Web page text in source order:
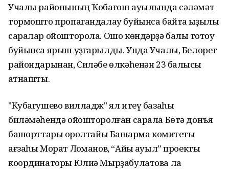
Учалы районының Ҡобағош ауылында сәләмәт
тормошто пропагандалау буйынса байтаҡ ҡыҙыҡлы
саралар ойошторола. Ошо көндәрҙә балыҡ тотоу
буйынса ярыш уҙғарылды. Унда Учалы, Белорет
райондарынан, Силәбе өлкәһенән 23 балыҡсы
ҡатнашты.
"Кубагушево вилладж" ял итеү базаһы
биләмәһендә ойошторолған сарала Бөтә донъя
башҡорттары ҡоролтайы Башҡарма комитеты
ағзаһы Морат Лоҡманов, “Айыҡ ауыл” проекты
координаторы Юлиә Мырҙабулатова ла